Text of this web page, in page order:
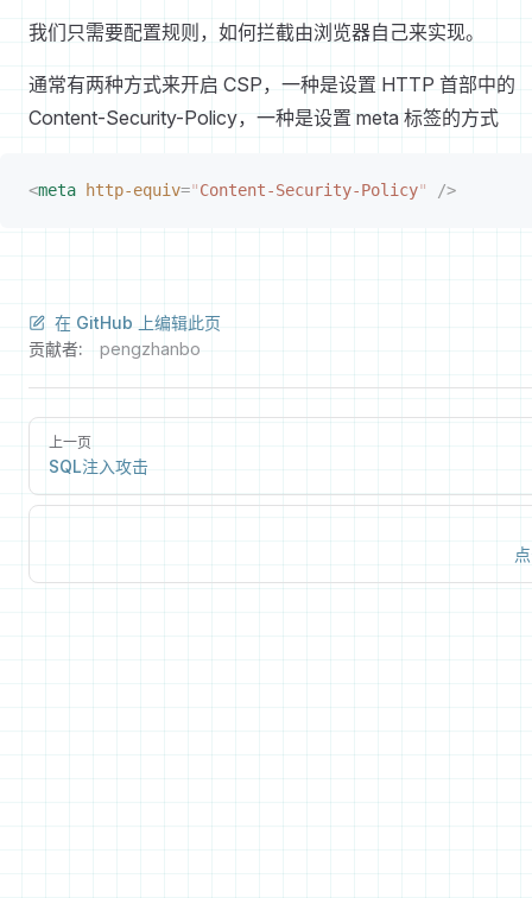
我们只需要配置规则，如何拦截由浏览器自己来实现。
通常有两种方式来开启 CSP，一种是设置 HTTP 首部中的
Content-Security-Policy，一种是设置 meta 标签的方式
<meta http-equiv="Content-Security-Policy" />
在 GitHub 上编辑此页
贡献者:
pengzhanbo
上一页
SQL注入攻击